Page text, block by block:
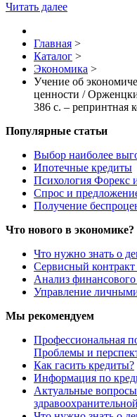
Читать далее
Главная >
Каталог >
Экономика >
Учение об
ценности /
386 c. – репринтная
Популярные статьи
Выбор наиболее
Ипотечные кредиты
Психология Форекс
Спрос и
Получение
Что нового в экономике?
Что нужно знать о
Сервисный контракт
Анализ финансового
Управление
Мы рекомендуем
Профессиональная
Проблемы и
Как гасить кредиты?
Информация по
Актуальные